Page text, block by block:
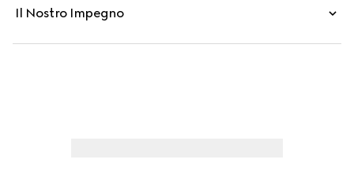
Il Nostro Impegno